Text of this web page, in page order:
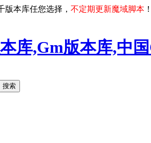
版本库任您选择， 不定期更新魔域脚本 ！
库,Gm版本库,中
搜索